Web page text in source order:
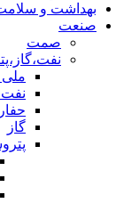
بهداشت و
صنعت
صمت
نفت
گاز